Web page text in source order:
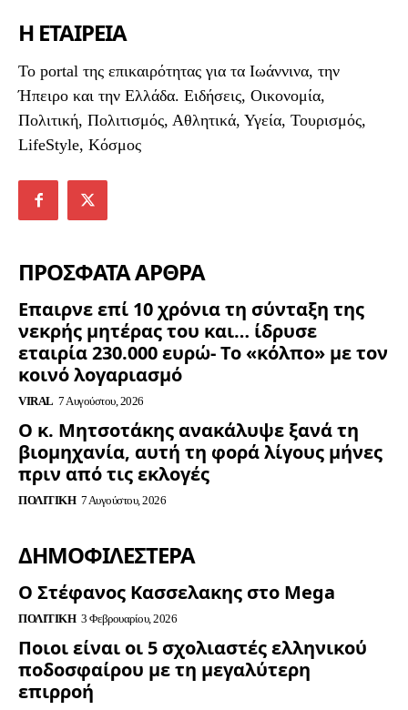
Η ΕΤΑΙΡΕΙΑ
To portal της επικαιρότητας για τα Ιωάννινα, την
Ήπειρο και την Ελλάδα. Ειδήσεις, Οικονομία,
Πολιτική, Πολιτισμός, Αθλητικά, Υγεία, Τουρισμός,
LifeStyle, Κόσμος
ΠΡΟΣΦΑΤΑ ΑΡΘΡΑ
Επαιρνε επί 10 χρόνια τη σύνταξη της
νεκρής μητέρας του και… ίδρυσε
εταιρία 230.000 ευρώ- Το «κόλπο» με τον
κοινό λογαριασμό
VIRAL 7 Αυγούστου, 2026
Ο κ. Μητσοτάκης ανακάλυψε ξανά τη
βιομηχανία, αυτή τη φορά λίγους μήνες
πριν από τις εκλογές
ΠΟΛΙΤΙΚΉ 7 Αυγούστου, 2026
ΔΗΜΟΦΙΛΈΣΤΕΡΑ
Ο Στέφανος Κασσελακης στο Mega
ΠΟΛΙΤΙΚΉ 3 Φεβρουαρίου, 2026
Ποιοι είναι οι 5 σχολιαστές ελληνικού
ποδοσφαίρου με τη μεγαλύτερη
επιρροή